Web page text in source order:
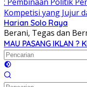
Kompetisi yang Jujur
Harian Solo Raya
Berani, Tegas dan
MAU PASANG IKLAN ?